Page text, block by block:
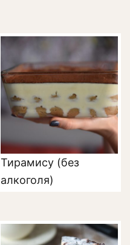
Тирамису (без
алкоголя)